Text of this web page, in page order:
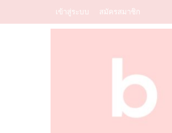
เข้าสู่ระบบ สมัครสมาชิก